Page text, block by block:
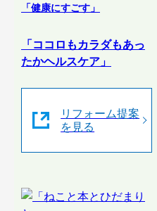
「健康にすごす」
「ココロもカラダもあっ
たかヘルスケア」
リフォーム提案
を見る